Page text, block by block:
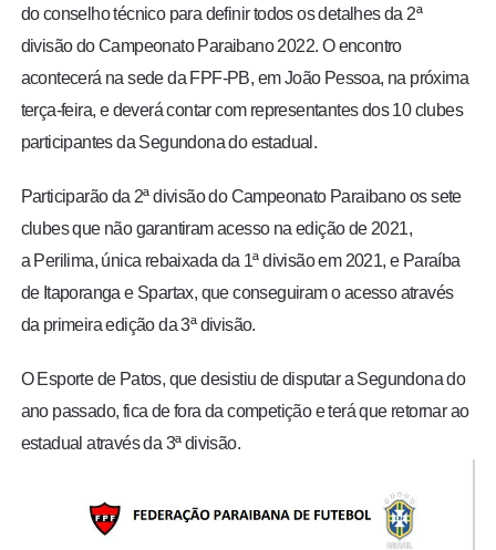
do conselho técnico para definir todos os detalhes da 2ª
divisão do Campeonato Paraibano 2022. O encontro
acontecerá na sede da FPF-PB, em João Pessoa, na próxima
terça-feira, e deverá contar com representantes dos 10 clubes
participantes da Segundona do estadual.
Participarão da 2ª divisão do Campeonato Paraibano os sete
clubes que não garantiram acesso na edição de 2021,
a Perilima, única rebaixada da 1ª divisão em 2021, e Paraíba
de Itaporanga e Spartax, que conseguiram o acesso através
da primeira edição da 3ª divisão.
O Esporte de Patos, que desistiu de disputar a Segundona do
ano passado, fica de fora da competição e terá que retornar ao
estadual através da 3ª divisão.